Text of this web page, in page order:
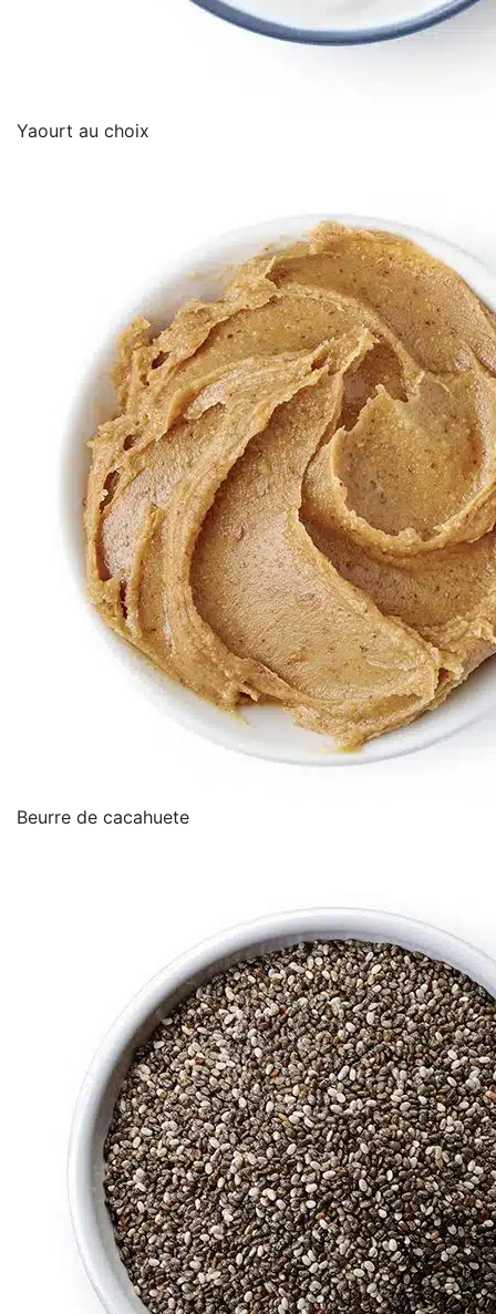
Yaourt au choix
Beurre de cacahuete